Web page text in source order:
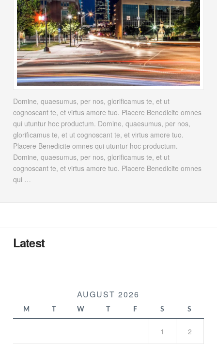
Domine, quaesumus, per nos, glorificamus te, et ut
cognoscant te, et virtus amore tuo. Placere Benedicite omnes
qui utuntur hoc productum. Domine, quaesumus, per nos,
glorificamus te, et ut cognoscant te, et virtus amore tuo.
Placere Benedicite omnes qui utuntur hoc productum.
Domine, quaesumus, per nos, glorificamus te, et ut
cognoscant te, et virtus amore tuo. Placere Benedicite omnes
qui …
Latest
AUGUST 2026
M W F S S
1 2